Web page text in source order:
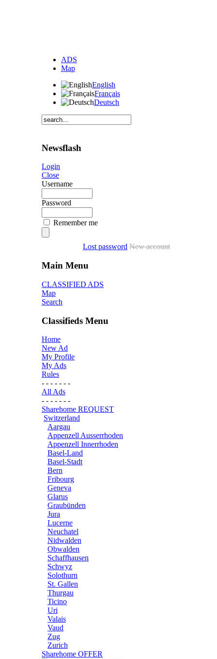
ADS
Map
English
Français
Deutsch
Newsflash
Login
Close
Username
Password
Remember me
Lost password New account
Main Menu
CLASSIFIED ADS
Map
Search
Classifieds Menu
Home
New Ad
My Profile
My Ads
Rules
- - - - - - -
All Ads
- - - - - - -
Sharehome REQUEST
Switzerland
Aargau
Appenzell Ausserrhoden
Appenzell Innerrhoden
Basel-Land
Basel-Stadt
Bern
Fribourg
Geneva
Glarus
Graubünden
Jura
Lucerne
Neuchatel
Nidwalden
Obwalden
Schaffhausen
Schwyz
Solothurn
St. Gallen
Thurgau
Ticino
Uri
Valais
Vaud
Zug
Zurich
Sharehome OFFER